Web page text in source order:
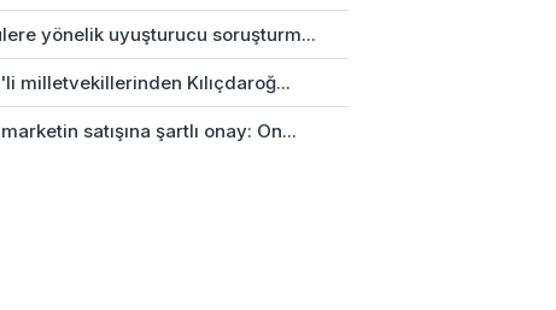
yönelik uyuşturucu soruşturm...
milletvekillerinden Kılıçdaroğ...
satışına şartlı onay: On...